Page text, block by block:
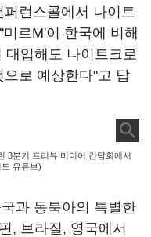
런스콜에서 나이트
르M'이 한국에 비해
대입해도 나이트크로
로 예상한다"고 답
3분기 프리뷰 미디어 간담회에서
유튜브)
과 동북아의 특별한
, 브라질, 영국에서